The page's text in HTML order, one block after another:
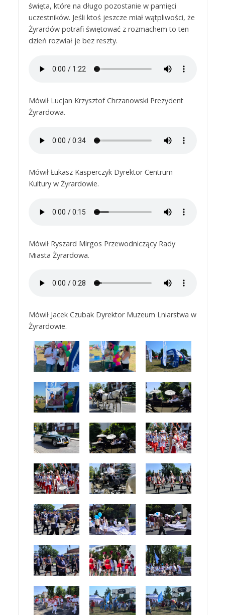
święta, które na długo pozostanie w pamięci
uczestników. Jeśli ktoś jeszcze miał wątpliwości, że
Żyrardów potrafi świętować z rozmachem to ten
dzień rozwiał je bez reszty.
Mówił Lucjan Krzysztof Chrzanowski Prezydent
Żyrardowa.
Mówił Łukasz Kasperczyk Dyrektor Centrum
Kultury w Żyrardowie.
Mówił Ryszard Mirgos Przewodniczący Rady
Miasta Żyrardowa.
Mówił Jacek Czubak Dyrektor Muzeum Lniarstwa w
Żyrardowie.